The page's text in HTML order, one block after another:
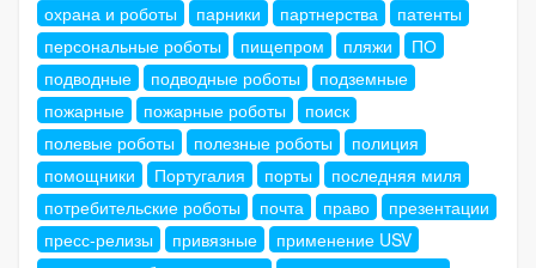
охрана и роботы
парники партнерства
патенты
персональные роботы
пищепром пляжи
ПО
подводные
подводные роботы
подземные
пожарные
пожарные роботы
поиск
полевые роботы
полезные роботы
полиция
помощники
Португалия порты
последняя миля
потребительские роботы
почта право
презентации
пресс-релизы
привязные
применение USV